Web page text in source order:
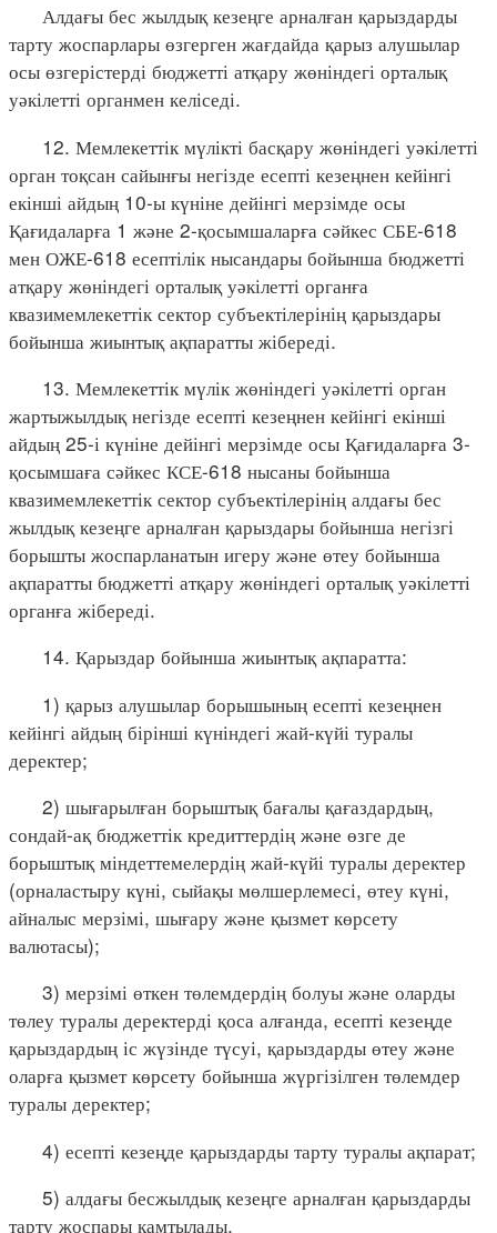
Алдағы бес жылдық кезеңге арналған қарыздарды
тарту жоспарлары өзгерген жағдайда қарыз алушылар
осы өзгерістерді бюджетті атқару жөніндегі орталық
уәкілетті органмен келіседі.
12. Мемлекеттік мүлікті басқару жөніндегі уәкілетті
орган тоқсан сайынғы негізде есепті кезеңнен кейінгі
екінші айдың 10-ы күніне дейінгі мерзімде осы
Қағидаларға 1 және 2-қосымшаларға сәйкес СБЕ-618
мен ОЖЕ-618 есептілік нысандары бойынша бюджетті
атқару жөніндегі орталық уәкілетті органға
квазимемлекеттік сектор субъектілерінің қарыздары
бойынша жиынтық ақпаратты жібереді.
13. Мемлекеттік мүлік жөніндегі уәкілетті орган
жартыжылдық негізде есепті кезеңнен кейінгі екінші
айдың 25-і күніне дейінгі мерзімде осы Қағидаларға 3-
қосымшаға сәйкес КСЕ-618 нысаны бойынша
квазимемлекеттік сектор субъектілерінің алдағы бес
жылдық кезеңге арналған қарыздары бойынша негізгі
борышты жоспарланатын игеру және өтеу бойынша
ақпаратты бюджетті атқару жөніндегі орталық уәкілетті
органға жібереді.
14. Қарыздар бойынша жиынтық ақпаратта:
1) қарыз алушылар борышының есепті кезеңнен
кейінгі айдың бірінші күніндегі жай-күйі туралы
деректер;
2) шығарылған борыштық бағалы қағаздардың,
сондай-ақ бюджеттік кредиттердің және өзге де
борыштық міндеттемелердің жай-күйі туралы деректер
(орналастыру күні, сыйақы мөлшерлемесі, өтеу күні,
айналыс мерзімі, шығару және қызмет көрсету
валютасы);
3) мерзімі өткен төлемдердің болуы және оларды
төлеу туралы деректерді қоса алғанда, есепті кезеңде
қарыздардың іс жүзінде түсуі, қарыздарды өтеу және
оларға қызмет көрсету бойынша жүргізілген төлемдер
туралы деректер;
4) есепті кезеңде қарыздарды тарту туралы ақпарат;
5) алдағы бесжылдық кезеңге арналған қарыздарды
тарту жоспары қамтылады.